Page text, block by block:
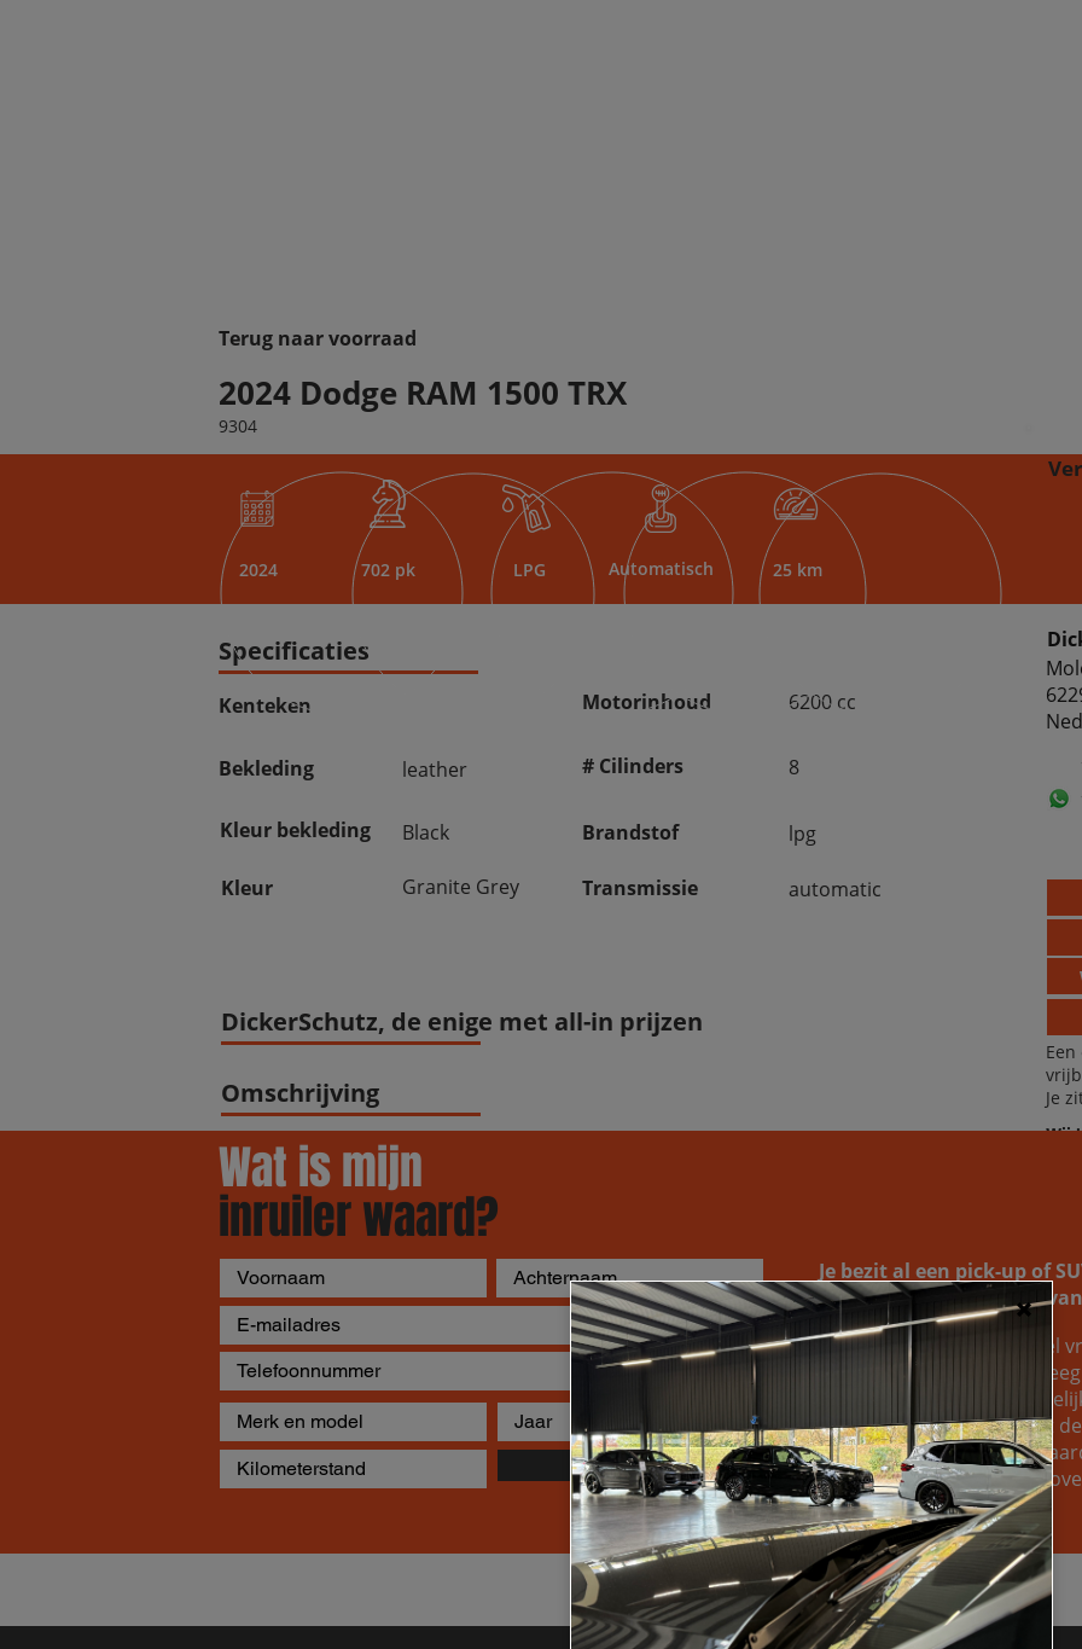
Terug naar voorraad
2024 Dodge RAM 1500 TRX
Specificaties
Kenteken
Bekleding
Kleur bekleding
Kleur
leather
Black
Motorinhoud
# Cilinders
Brandstof
Transmissie
6200 cc
8
lpg
automatic
Granite Grey
DickerSchutz, de enige met all-in prijzen
2024 702 pk LPG Automatisch 25 km
Je
Wij
9304
Omschrijving
Wat is mijn
inruiler waard?
Verzenden
Je bezit al een pick-up of
naar de inruilwaarde
Je kunt bij ons altijd geheel
opvragen. Wellicht
gewoon weten welke
van je huidige wagen. Wat
om te ontdekken welke
voertuig, zodat je een
Specificaties